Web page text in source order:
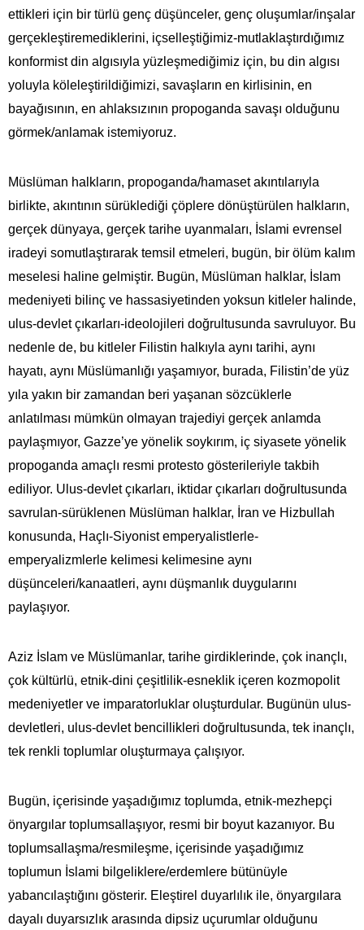
ettikleri için bir türlü genç düşünceler, genç oluşumlar/inşalar
gerçekleştiremediklerini, içselleştiğimiz-mutlaklaştırdığımız
konformist din algısıyla yüzleşmediğimiz için, bu din algısı
yoluyla köleleştirildiğimizi, savaşların en kirlisinin, en
bayağısının, en ahlaksızının propoganda savaşı olduğunu
görmek/anlamak istemiyoruz.
Müslüman halkların, propoganda/hamaset akıntılarıyla
birlikte, akıntının sürüklediği çöplere dönüştürülen halkların,
gerçek dünyaya, gerçek tarihe uyanmaları, İslami evrensel
iradeyi somutlaştırarak temsil etmeleri, bugün, bir ölüm kalım
meselesi haline gelmiştir. Bugün, Müslüman halklar, İslam
medeniyeti bilinç ve hassasiyetinden yoksun kitleler halinde,
ulus-devlet çıkarları-ideolojileri doğrultusunda savruluyor. Bu
nedenle de, bu kitleler Filistin halkıyla aynı tarihi, aynı
hayatı, aynı Müslümanlığı yaşamıyor, burada, Filistin’de yüz
yıla yakın bir zamandan beri yaşanan sözcüklerle
anlatılması mümkün olmayan trajediyi gerçek anlamda
paylaşmıyor, Gazze’ye yönelik soykırım, iç siyasete yönelik
propoganda amaçlı resmi protesto gösterileriyle takbih
ediliyor. Ulus-devlet çıkarları, iktidar çıkarları doğrultusunda
savrulan-sürüklenen Müslüman halklar, İran ve Hizbullah
konusunda, Haçlı-Siyonist emperyalistlerle-
emperyalizmlerle kelimesi kelimesine aynı
düşünceleri/kanaatleri, aynı düşmanlık duygularını
paylaşıyor.
Aziz İslam ve Müslümanlar, tarihe girdiklerinde, çok inançlı,
çok kültürlü, etnik-dini çeşitlilik-esneklik içeren kozmopolit
medeniyetler ve imparatorluklar oluşturdular. Bugünün ulus-
devletleri, ulus-devlet bencillikleri doğrultusunda, tek inançlı,
tek renkli toplumlar oluşturmaya çalışıyor.
Bugün, içerisinde yaşadığımız toplumda, etnik-mezhepçi
önyargılar toplumsallaşıyor, resmi bir boyut kazanıyor. Bu
toplumsallaşma/resmileşme, içerisinde yaşadığımız
toplumun İslami bilgeliklere/erdemlere bütünüyle
yabancılaştığını gösterir. Eleştirel duyarlılık ile, önyargılara
dayalı duyarsızlık arasında dipsiz uçurumlar olduğunu